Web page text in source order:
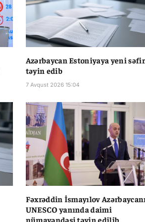
Azərbaycan Estoniyaya yeni səfir
təyin edib
7 Avqust 2026 15:04
Fəxrəddin İsmayılov
UNESCO yanında daimi
nümayəndəsi təyin edilib